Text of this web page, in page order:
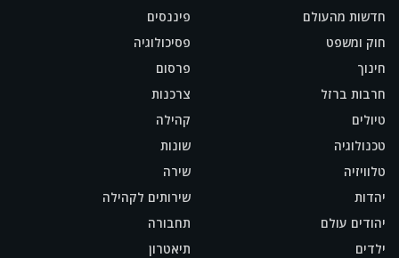
חדשות מהעולם
חוק ומשפט
חינוך
חרבות ברזל
טיולים
טכנולוגיה
טלוויזיה
יהדות
יהודים עולם
ילדים
פיננסים
פסיכולוגיה
פרסום
צרכנות
קהילה
שונות
שירה
שירותים לקהילה
תחבורה
תיאטרון